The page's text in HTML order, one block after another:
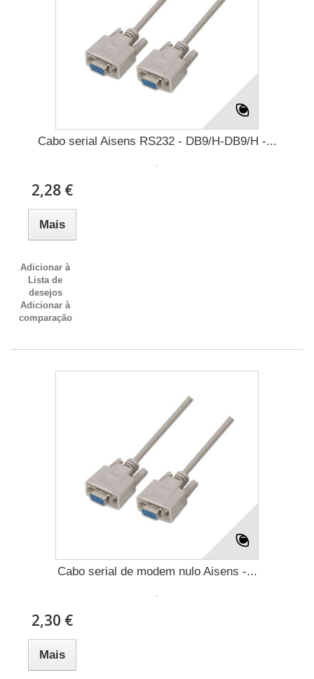
Cabo serial Aisens RS232 - DB9/H-DB9/H -...
.
2,28 €
Mais
Adicionar à
Lista de
desejos
Adicionar à
comparação
Cabo serial de modem nulo Aisens -...
.
2,30 €
Mais